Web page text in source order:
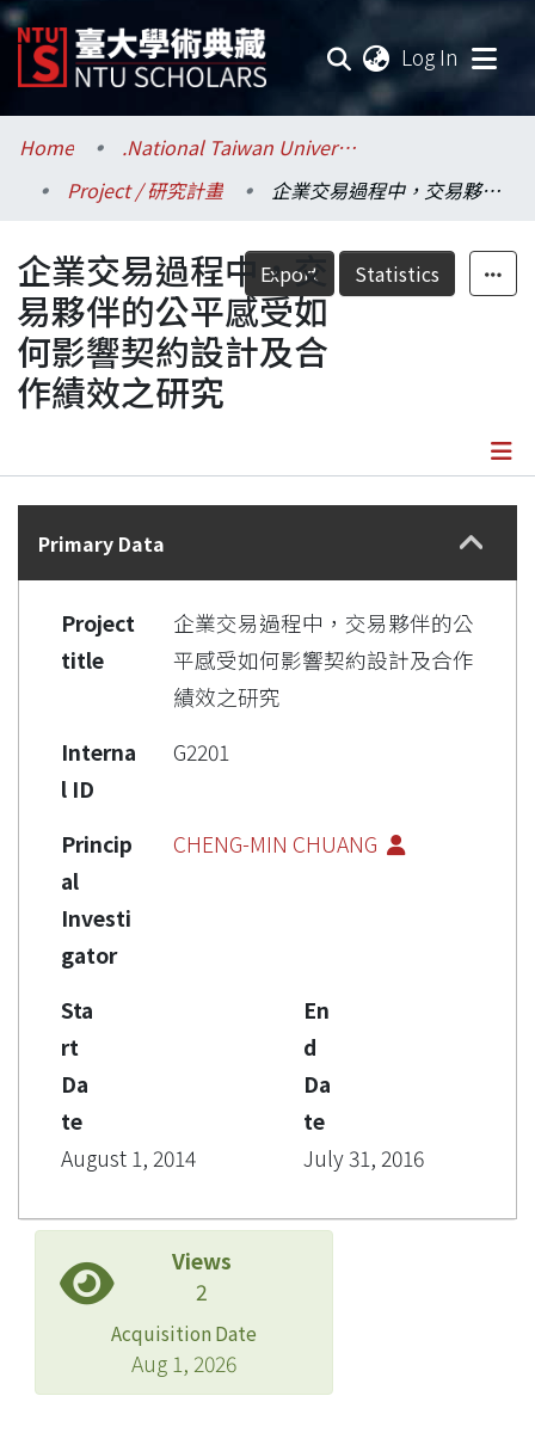
Log In
Communities & Collections
Research Outputs
Fundings & Projects
Researchers
Organizations
Home
.National Taiwan University / 國立臺灣大學
Project / 研究計畫
企業交易過程中，交易夥伴的公平感受如何影響契約設計及合作績效之研究
Export Statistics
企業交易過程中，交
易夥伴的公平感受如
何影響契約設計及合
作績效之研究
Details
Primary Data
Project
title
企業交易過程中，交易夥伴的公
平感受如何影響契約設計及合作
績效之研究
Interna
l ID
G2201
Princip
al
Investi
gator
CHENG-MIN CHUANG
Sta
rt
Da
te
August 1, 2014
En
d
Da
te
July 31, 2016
Views
2
Acquisition Date
Aug 1, 2026